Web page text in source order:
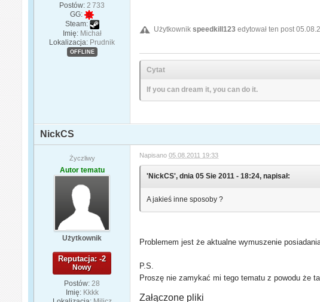
Postów: 2 733
GG:
Steam:
Imię: Michał
Lokalizacja: Prudnik
OFFLINE
Użytkownikspeedkill123 edytował ten post
Cytat
If you can dream it, you can do it.
NickCS
Życzliwy
Autor tematu
Użytkownik
Reputacja: -2
Nowy
Postów: 28
Imię: Kkkk
Napisano05.08.2011 19:33
'NickCS', dnia 05 Sie 2011 - 18:24, napisał:
A jakieś inne sposoby ?
Problemem jest że aktualne wymuszenie
P.S.
Proszę nie zamykać mi tego tematu z powodu że
Załączone pliki